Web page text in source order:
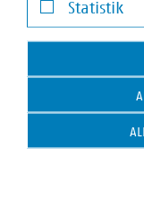
Statistik
Statistik